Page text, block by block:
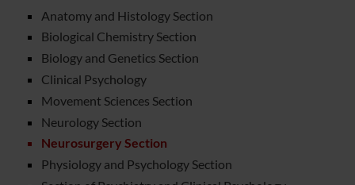
Anatomy and Histology Section
Biological Chemistry Section
Biology and Genetics Section
Clinical Psychology
Movement Sciences Section
Neurology Section
Neurosurgery Section
Physiology and Psychology Section